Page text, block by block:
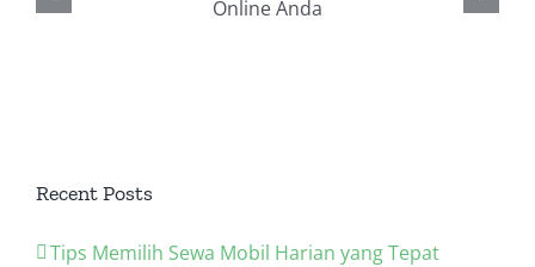
Penting dalam Strategi
Recent Posts
Tips Memilih Sewa Mobil Harian yang Tepat